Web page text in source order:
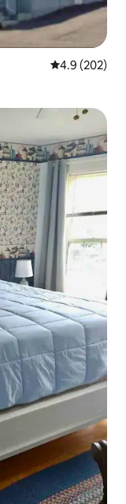
レビュー202
4.9 (202)